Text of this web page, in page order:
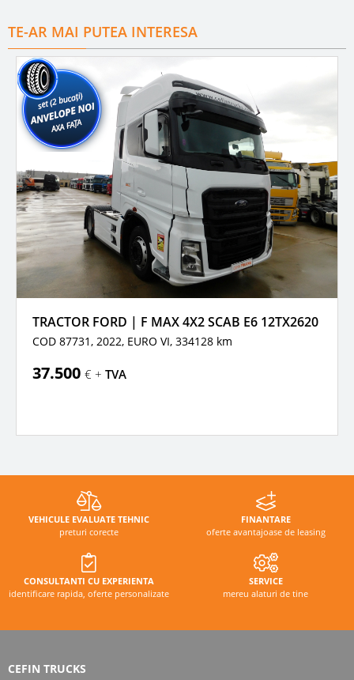
TE-AR MAI PUTEA INTERESA
TRACTOR FORD | F MAX 4X2 SCAB E6 12TX2620
COD 87731, 2022, EURO VI, 334128 km
37.500 € + TVA
VEHICULE EVALUATE TEHNIC
preturi corecte
FINANTARE
oferte avantajoase de leasing
CONSULTANTI CU EXPERIENTA
identificare rapida, oferte personalizate
SERVICE
mereu alaturi de tine
CEFIN TRUCKS